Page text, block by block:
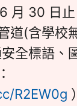
月 30 日
道(含學校
全標語、
R2EW0g